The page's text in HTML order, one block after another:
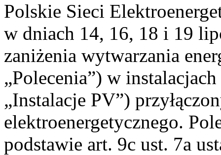
Polskie Sieci
w dniach 14, 16, 18 i 19
zaniżenia wytwarzania
„Polecenia”) w
„Instalacje PV”)
elektroenergetycznego.
podstawie art. 9c ust. 7a